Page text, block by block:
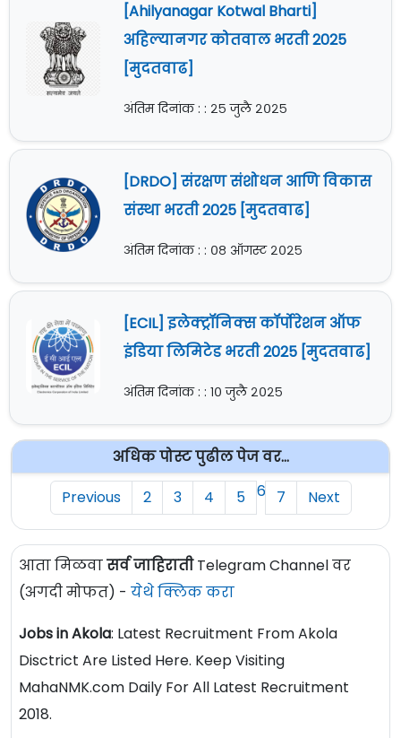
[Ahilyanagar Kotwal Bharti]
अहिल्यानगर कोतवाल भरती 2025
[मुदतवाढ]
अंतिम दिनांक : : २५ जुलै २०२५
[DRDO] संरक्षण संशोधन आणि विकास
संस्था भरती 2025 [मुदतवाढ]
अंतिम दिनांक : : ०८ ऑगस्ट २०२५
[ECIL] इलेक्ट्रॉनिक्स कॉर्पोरेशन ऑफ
इंडिया लिमिटेड भरती 2025 [मुदतवाढ]
अंतिम दिनांक : : १० जुलै २०२५
अधिक पोस्ट पुढील पेज वर...
Previous
2 3 4 5 6 7 Next
आता मिळवासर्व जाहिरातीTelegram Channel वर
(अगदी मोफत) - येथे क्लिक करा
Jobs in Akola: Latest Recruitment From Akola
Disctrict Are Listed Here. Keep Visiting
MahaNMK.com Daily For All Latest Recruitment
2018.